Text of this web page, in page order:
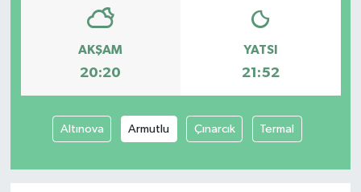
AKŞAM
20:20
YATSI
21:52
Altınova Armutlu Çınarcık Termal
Havran
İvrindi